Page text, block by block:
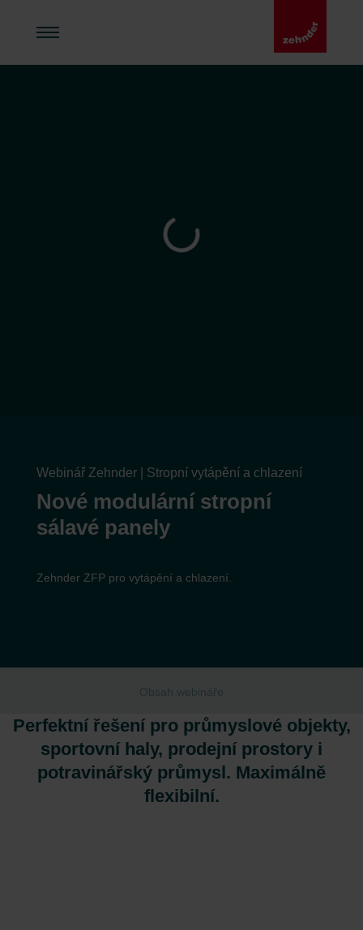
Webinář Zehnder | Stropní vytápění a chlazení
Nové modulární stropní
sálavé panely
Zehnder ZFP pro vytápění a chlazení.
Obsah webináře
Perfektní řešení pro průmyslové objekty,
sportovní haly, prodejní prostory i
potravinářský průmysl. Maximálně
flexibilní.